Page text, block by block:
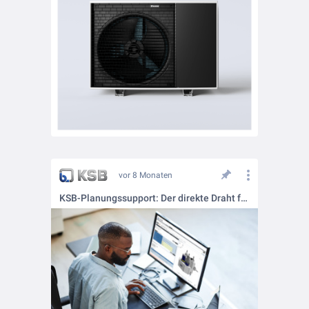
vor 8 Monaten
KSB-Planungssupport: Der direkte Draht für Planer & Architekten